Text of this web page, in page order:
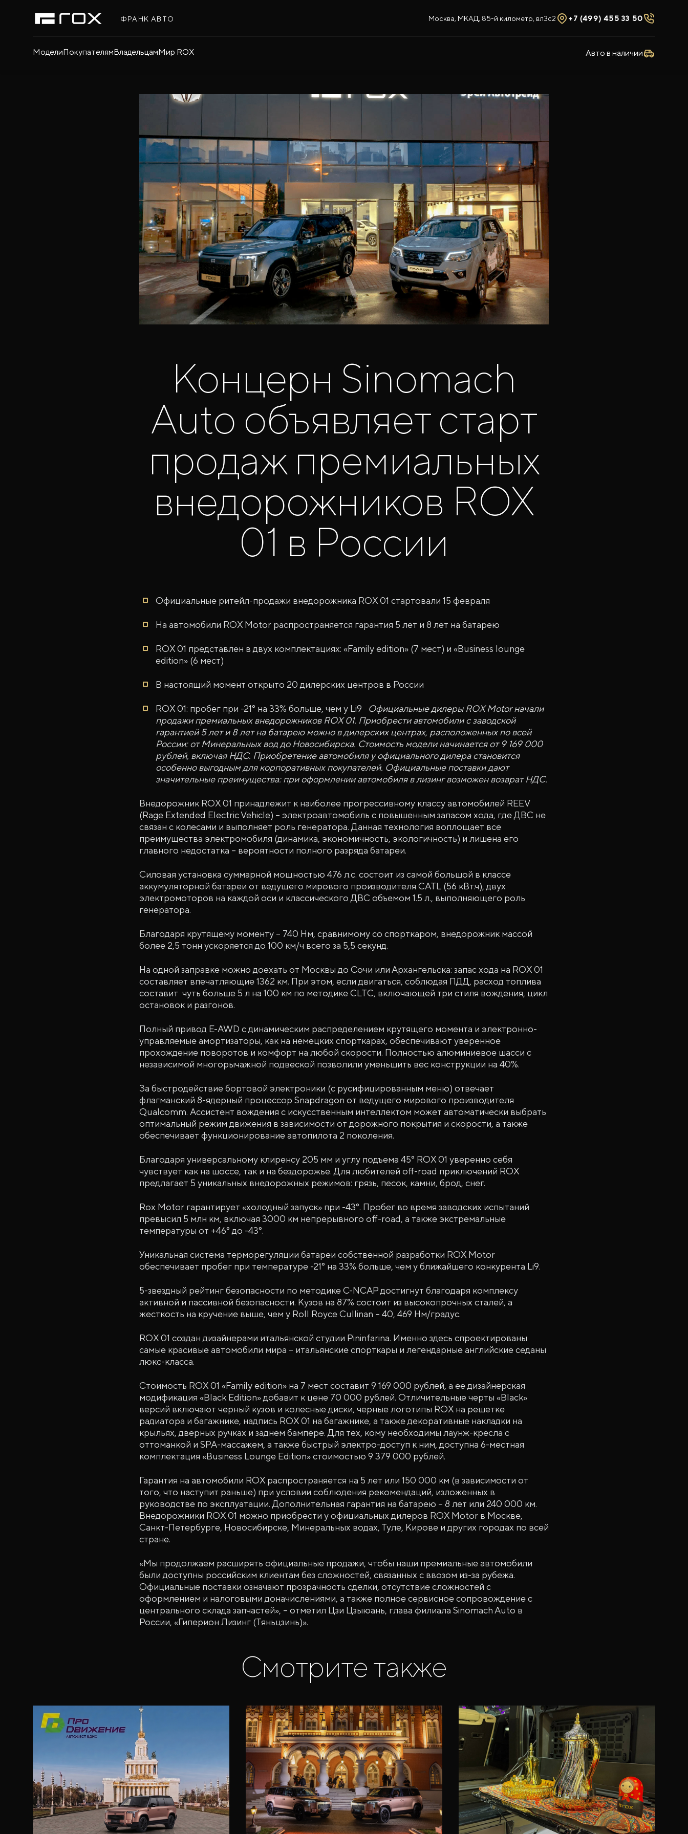
ФРАНК АВТО Москва, МКАД, 85-й километр, вл3с2 +7 (499) 455 33 50
МоделиПокупателямВладельцамМир ROX Авто в наличии
Концерн Sinomach
Auto объявляет старт
продаж премиальных
внедорожников ROX
01 в России
Официальные ритейл-продажи внедорожника ROX 01 стартовали 15 февраля
На автомобили ROX Motor распространяется гарантия 5 лет и 8 лет на батарею
ROX 01 представлен в двух комплектациях: «Family edition» (7 мест) и «Business lounge
edition» (6 мест)
В настоящий момент открыто 20 дилерских центров в России
ROX 01: пробег при -21° на 33% больше, чем у Li9 Официальные дилеры ROX Motor начали
продажи премиальных внедорожников ROX 01. Приобрести автомобили с заводской
гарантией 5 лет и 8 лет на батарею можно в дилерских центрах, расположенных по всей
России: от Минеральных вод до Новосибирска. Стоимость модели начинается от 9 169 000
рублей, включая НДС. Приобретение автомобиля у официального дилера становится
особенно выгодным для корпоративных покупателей. Официальные поставки дают
значительные преимущества: при оформлении автомобиля в лизинг возможен возврат НДС.
Внедорожник ROX 01 принадлежит к наиболее прогрессивному классу автомобилей REEV
(Rage Extended Electric Vehicle) – электроавтомобиль с повышенным запасом хода, где ДВС не
связан с колесами и выполняет роль генератора. Данная технология воплощает все
преимущества электромобиля (динамика, экономичность, экологичность) и лишена его
главного недостатка – вероятности полного разряда батареи.
Силовая установка суммарной мощностью 476 л.с. состоит из самой большой в классе
аккумуляторной батареи от ведущего мирового производителя CATL (56 кВт.ч), двух
электромоторов на каждой оси и классического ДВС объемом 1.5 л., выполняющего роль
генератора.
Благодаря крутящему моменту – 740 Hм, сравнимому со спорткаром, внедорожник массой
более 2,5 тонн ускоряется до 100 км/ч всего за 5,5 секунд.
На одной заправке можно доехать от Москвы до Сочи или Архангельска: запас хода на ROX 01
составляет впечатляющие 1362 км. При этом, если двигаться, соблюдая ПДД, расход топлива
составит чуть больше 5 л на 100 км по методике CLTC, включающей три стиля вождения, цикл
остановок и разгонов.
Полный привод E-AWD с динамическим распределением крутящего момента и электронно-
управляемые амортизаторы, как на немецких спорткарах, обеспечивают уверенное
прохождение поворотов и комфорт на любой скорости. Полностью алюминиевое шасси с
независимой многорычажной подвеской позволили уменьшить вес конструкции на 40%.
За быстродействие бортовой электроники (с русифицированным меню) отвечает
флагманский 8-ядерный процессор Snapdragon от ведущего мирового производителя
Qualcomm. Ассистент вождения с искусственным интеллектом может автоматически выбрать
оптимальный режим движения в зависимости от дорожного покрытия и скорости, а также
обеспечивает функционирование автопилота 2 поколения.
Благодаря универсальному клиренсу 205 мм и углу подъема 45° ROX 01 уверенно себя
чувствует как на шоссе, так и на бездорожье. Для любителей off-road приключений ROX
предлагает 5 уникальных внедорожных режимов: грязь, песок, камни, брод, снег.
Rox Motor гарантирует «холодный запуск» при -43°. Пробег во время заводских испытаний
превысил 5 млн км, включая 3000 км непрерывного off-road, а также экстремальные
температуры от +46° до -43°.
Уникальная система терморегуляции батареи собственной разработки ROX Motor
обеспечивает пробег при температуре -21° на 33% больше, чем у ближайшего конкурента Li9.
5-звездный рейтинг безопасности по методике C-NCAP достигнут благодаря комплексу
активной и пассивной безопасности. Кузов на 87% состоит из высокопрочных сталей, а
жесткость на кручение выше, чем у Roll Royce Cullinan – 40, 469 Нм/градус.
ROX 01 создан дизайнерами итальянской студии Pininfarina. Именно здесь спроектированы
самые красивые автомобили мира – итальянские спорткары и легендарные английские седаны
люкс-класса.
Стоимость ROX 01 «Family edition» на 7 мест составит 9 169 000 рублей, а ее дизайнерская
модификация «Black Edition» добавит к цене 70 000 рублей. Отличительные черты «Black»
версий включают черный кузов и колесные диски, черные логотипы ROX на решетке
радиатора и багажнике, надпись ROX 01 на багажнике, а также декоративные накладки на
крыльях, дверных ручках и заднем бампере. Для тех, кому необходимы лаунж-кресла с
оттоманкой и SPA-массажем, а также быстрый электро-доступ к ним, доступна 6-местная
комплектация «Business Lounge Edition» стоимостью 9 379 000 рублей.
Гарантия на автомобили ROX распространяется на 5 лет или 150 000 км (в зависимости от
того, что наступит раньше) при условии соблюдения рекомендаций, изложенных в
руководстве по эксплуатации. Дополнительная гарантия на батарею – 8 лет или 240 000 км.
Внедорожники ROX 01 можно приобрести у официальных дилеров ROX Motor в Москве,
Санкт-Петербурге, Новосибирске, Минеральных водах, Туле, Кирове и других городах по всей
стране.
«Мы продолжаем расширять официальные продажи, чтобы наши премиальные автомобили
были доступны российским клиентам без сложностей, связанных с ввозом из-за рубежа.
Официальные поставки означают прозрачность сделки, отсутствие сложностей с
оформлением и налоговыми доначислениями, а также полное сервисное сопровождение с
центрального склада запчастей», – отметил Цзи Цзыюань, глава филиала Sinomach Auto в
России, «Гиперион Лизинг (Тяньцзинь)».
Смотрите также